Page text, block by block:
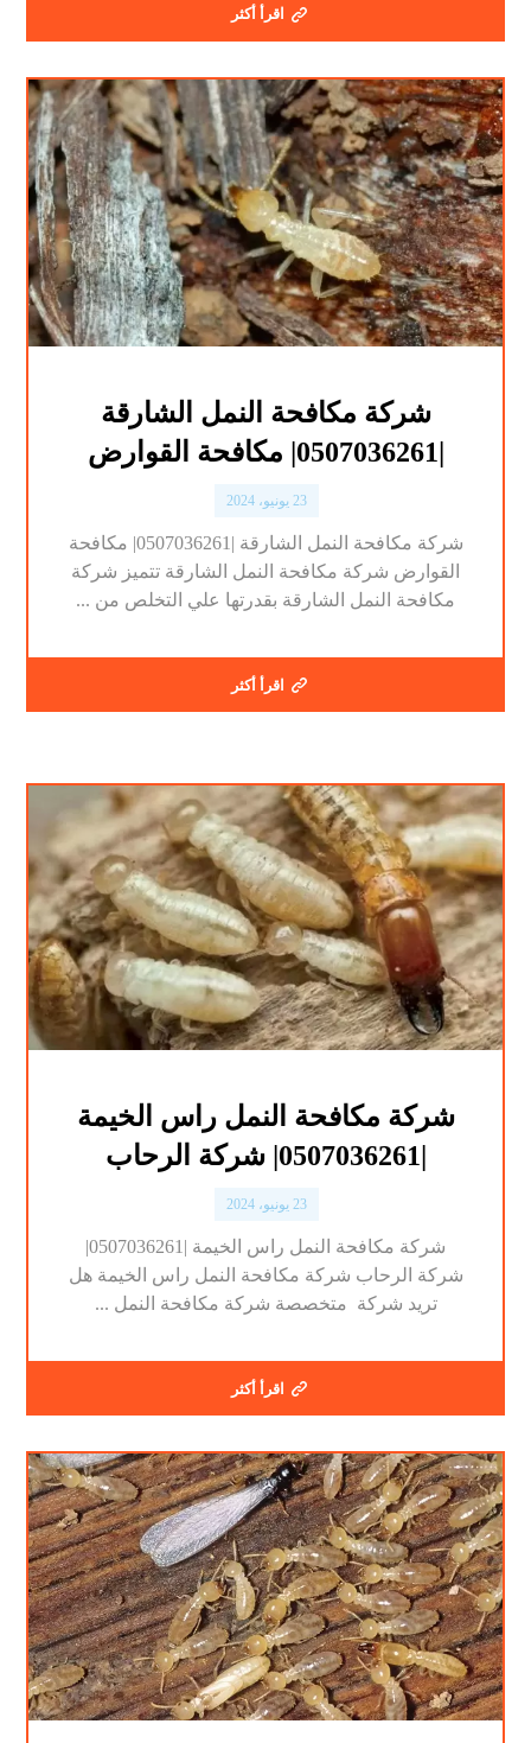
اقرأ أكثر
شركة مكافحة النمل الشارقة
23 يونيو، 2024
شركة مكافحة النمل الشارقة |0507036261| مكافحة
القوارض شركة مكافحة النمل الشارقة تتميز شركة
مكافحة النمل الشارقة بقدرتها علي التخلص من ...
اقرأ أكثر
شركة مكافحة النمل راس الخيمة
23 يونيو، 2024
شركة مكافحة النمل راس الخيمة |0507036261|
شركة الرحاب شركة مكافحة النمل راس الخيمة هل
تريد شركة متخصصة شركة مكافحة النمل ...
اقرأ أكثر